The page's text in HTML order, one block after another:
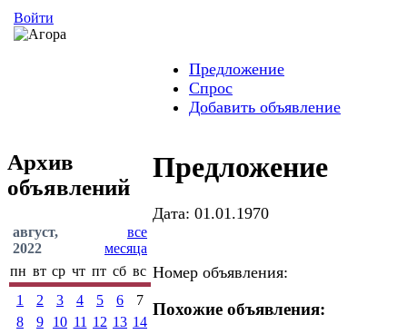
Войти
Предложение
Спрос
Добавить объявление
Архив
объявлений
август,
2022
все
месяца
пн вт ср чт пт сб вс
1
2 3 4 5 6
7
8
9 10 11 12 13 14
Предложение
Дата: 01.01.1970
Номер объявления:
Похожие объявления: